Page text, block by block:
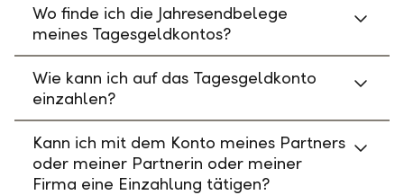
Wo finde ich die Jahresendbelege
meines Tagesgeldkontos?
Wie kann ich auf das Tagesgeldkonto
einzahlen?
Kann ich mit dem Konto meines Partners
oder meiner Partnerin oder meiner
Firma eine Einzahlung tätigen?